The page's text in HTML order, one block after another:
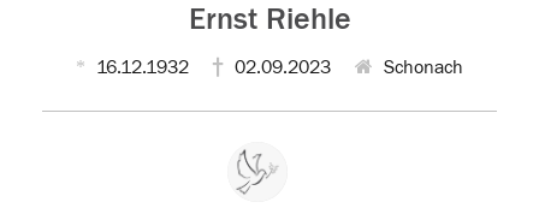
Ernst Riehle
16.12.1932 02.09.2023 Schonach